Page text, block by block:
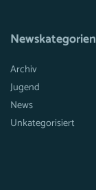
Newskategorien
Archiv
Jugend
News
Unkategorisiert